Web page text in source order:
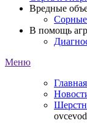
Вредные
Сорные
В помощь
Меню
Главная